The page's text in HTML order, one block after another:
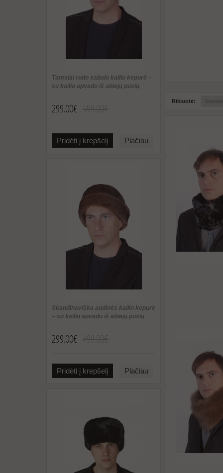
Tamsiai rudo sabalo kailio kepurė –
su kailio apvadu iš abiejų pusių
299.00€
Pridėti į krepšelį Plačiau
Skandinaviška audinės kailio kepurė
– su kailio apvadu iš abiejų pusių
299.00€
Pridėti į krepšelį Plačiau
Rikiuotė: